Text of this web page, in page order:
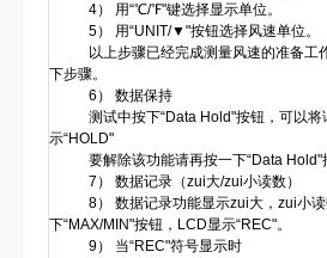
4） 用“℃/℉"键选择显示单位。
5） 用“UNIT/▼"按钮选择风速单位。
以上步骤已经完成测量风速的准备工作
下步骤。
6） 数据保持
测试中按下“Data Hold"按钮，可以将
示“HOLD"
要解除该功能请再按一下“Data Hold"
7） 数据记录（zui大/zui小读数）
8） 数据记录功能显示zui大，zui小读
下“MAX/MIN"按钮，LCD显示“REC"。
9） 当“REC"符号显示时